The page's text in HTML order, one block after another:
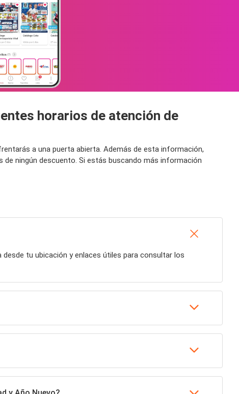
horarios de atención de
a una puerta abierta. Además de esta información,
ningún descuento. Si estás buscando más información
desde tu ubicación y enlaces útiles para consultar los